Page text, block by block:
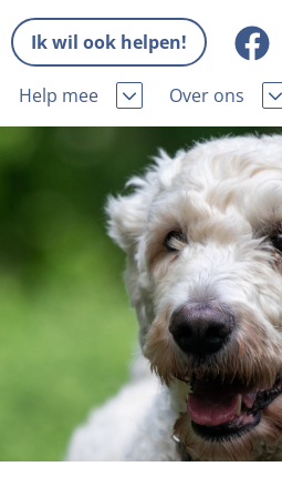
Ik wil ook helpen!
Help mee Over ons
Missie en visie
Wat wij doen
Onze organisatie
Samenwerking
Bekende vrienden
Vacatures
Donateursmagazine Hond
Pers